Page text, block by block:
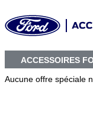
ACCESSOIRES
Aucune offre spéciale